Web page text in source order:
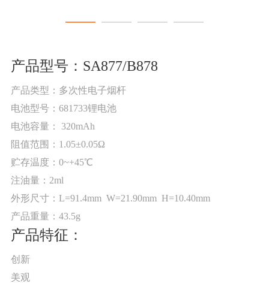
产品型号：SA877/B878
产品类型：多次性电子烟杆
电池型号：681733锂电池
电池容量： 320mAh
阻值范围：1.05±0.05Ω
贮存温度：0~+45℃
注油量：2ml
外形尺寸：L=91.4mm W=21.90mm H=10.40mm
产品重量：43.5g
产品特征：
创新
美观